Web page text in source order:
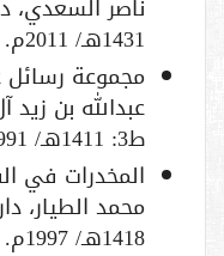
1431هـ/ 2011م.
مجموعة رسائل
عبدالله بن
ط3: 1411هـ/ 1991م.
المخدرات في
1418هـ/ 1997م.